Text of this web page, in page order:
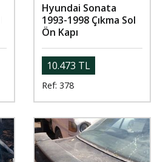
Hyundai Sonata
1993-1998 Çıkma Sol
Ön Kapı
10.473 TL
Ref: 378